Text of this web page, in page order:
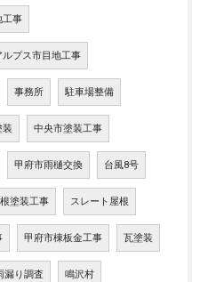
工事
ルプス市目地工事
事務所 駐車場整備
装 中央市塗装工事
甲府市雨樋交換 台風8号
塗装工事 スレート屋根
甲府市棟板金工事 瓦塗装
漏り調査 鳴沢村